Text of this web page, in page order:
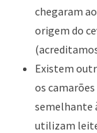
chegaram
origem do
Existem
os
semelhante
utilizam